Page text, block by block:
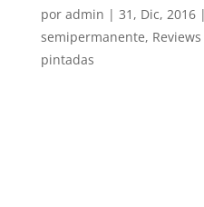
por admin | 31, Dic, 2016|
semipermanente,
pintadas